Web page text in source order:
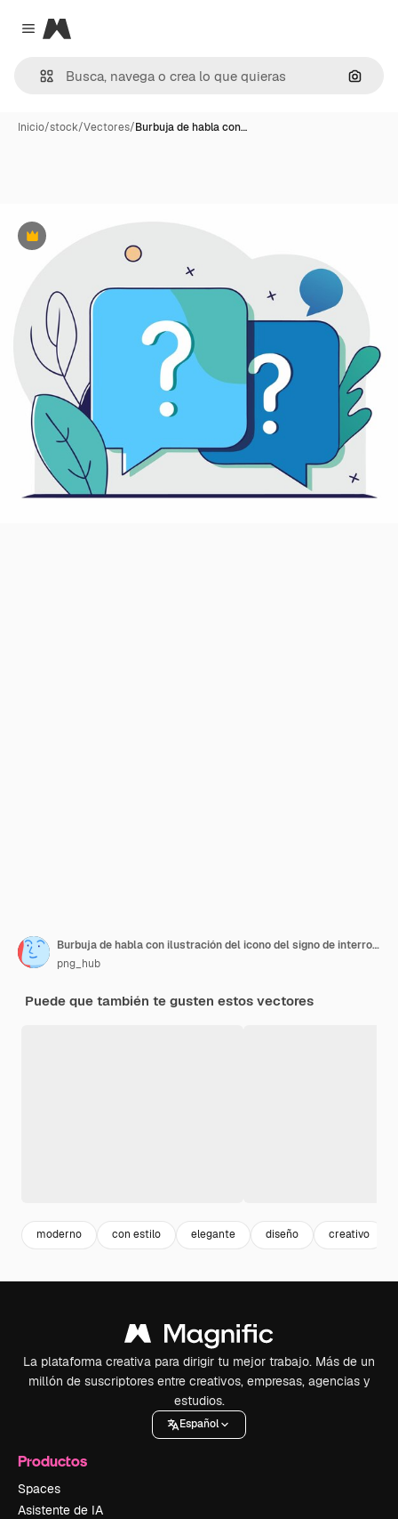
Close menu
Magnific
Inicio/stock/Vectores/Burbuja de habla con…
Premium
Burbuja de habla con ilustración del icono del signo de interrogación
png_hub
Puede que también te gusten estos vectores
moderno con estilo elegante diseño creativo
La plataforma creativa para dirigir tu mejor trabajo. Más de un
millón de suscriptores entre creativos, empresas, agencias y
estudios.
Español
Productos
Spaces
Asistente de IA